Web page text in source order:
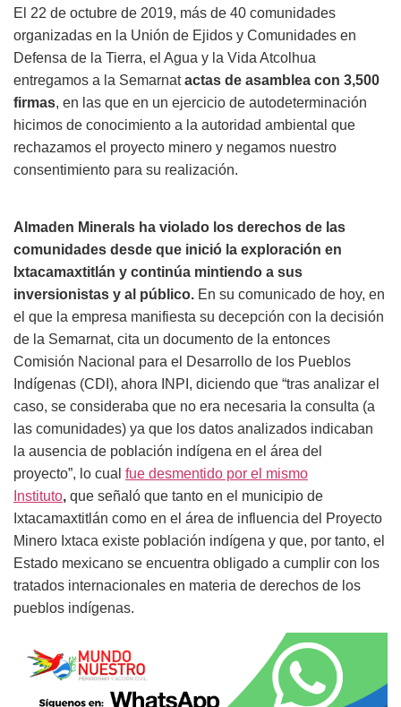
E l 22 de octubre de 2019, más de 40 comunidades
organizadas en la Unión de Ejidos y Comunidades en
Defensa de la Tierra, el Agua y la Vida Atcolhua
entregamos a la Semarnatactas de asamblea con 3,500
firmas, en las que en un ejercicio de autodeterminación
hicimos de conocimiento a la autoridad ambiental que
rechazamos el proyecto minero y negamos nuestro
consentimiento para su realización.
Almaden Minerals ha violado los derechos de las
comunidades desde que inició la exploración en
Ixtacamaxtitlán y continúa mintiendo a sus
inversionistas y al público. En su comunicado de hoy, en
el que la empresa manifiesta su decepción con la decisión
de la Semarnat, cita un documento de la entonces
Comisión Nacional para el Desarrollo de los Pueblos
Indígenas (CDI), ahora INPI, diciendo que “tras analizar el
caso, se consideraba que no era necesaria la consulta (a
las comunidades) ya que los datos analizados indicaban
la ausencia de población indígena en el área del
proyecto”, lo cual fue desmentido por el mismo
Instituto, que señaló que tanto en el municipio de
Ixtacamaxtitlán como en el área de influencia del Proyecto
Minero Ixtaca existe población indígena y que, por tanto, el
Estado mexicano se encuentra obligado a cumplir con los
tratados internacionales en materia de derechos de los
pueblos indígenas.